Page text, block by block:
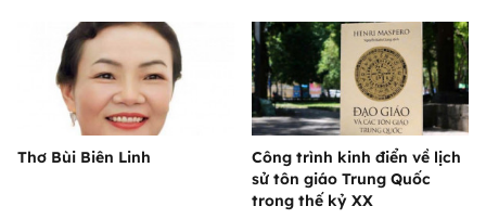
Thơ Bùi Biên Linh
Công trình kinh điển về lịch
sử tôn giáo Trung Quốc
trong thế kỷ XX